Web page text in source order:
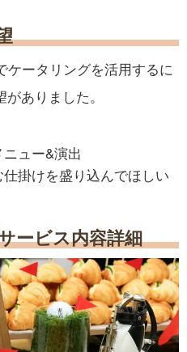
ケータリングを活用するに
ありました。
ュー&演出
掛けを盛り込んでほしい
ービス内容詳細